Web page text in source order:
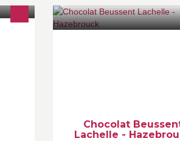
Chocolat
Lachelle -